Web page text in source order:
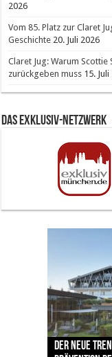
2026
Vom 85. Platz zur Claret
Geschichte 20. Juli 2026
Claret Jug: Warum
zurückgeben muss 15.
Das Exklusiv-Netzwerk
Der neue
Luštica Bay
Vom 85.
Claret Jug:
The Open